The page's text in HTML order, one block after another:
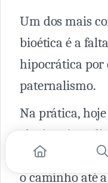
Um dos mais
bioética é a
hipocrática por
paternalismo.
Na prática,
elogioso à
enfrentará mil
o caminho até